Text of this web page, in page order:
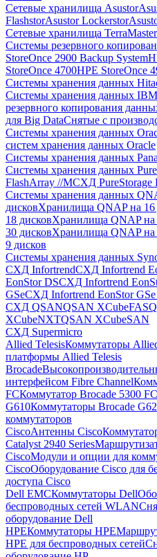
Сетевые хранилища Asustor
FlashstorAsustor Lockerstor
Сетевые хранилища TerraMaster
Системы резервного
StoreOnce 2900 Backup System
StoreOnce 4700HPE StoreOnce
Системы хранения данных
Системы хранения данных IBM
резервного копирования
для Big DataСнятые с
Системы хранения данных
систем хранения данных Oracle
Системы хранения данных
Системы хранения данных
FlashArray //MСХД PureStorage
Системы хранения данных
дисковХранилища QNAP на 16
18 дисковХранилища QNAP на
30 дисковХранилища QNAP на
9 дисков
Системы хранения данных
СХД InfortrendСХД Infortrend
EonStor DSСХД Infortrend
GSeСХД Infortrend EonStor GSe
СХД QSANQSAN XCubeFAS
XCubeNXTQSAN XCubeSAN
СХД Supermicro
Allied TelesisКоммутаторы
платформы Allied Telesis
Brocade
интерфейсом Fibre Channel
FCКоммутатор Brocade 5300 FC
G610Коммутаторы Brocade
коммутаторов
CiscoАнтенны Cisco
Catalyst 2940 Series
CiscoМодули и опции для
CiscoОборудование Cisco для
доступа Cisco
Dell EMCКоммутаторы Dell
беспроводных сетей WLAN
оборудование Dell
HPEКоммутаторы HPE
HPE для беспроводных сетей